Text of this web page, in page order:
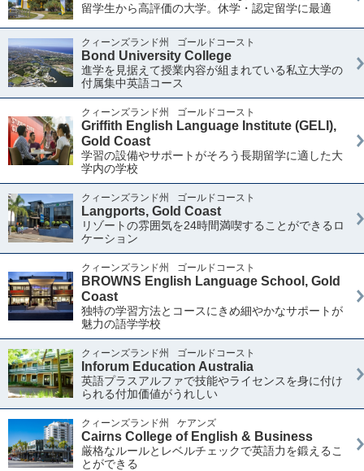
留学生から高評価の大学。休学・認定留学に最適
クィーンズランド州 ゴールドコースト
Bond University College
進学を見据えて授業内容が組まれている私立大学の
付属集中英語コース
クィーンズランド州 ゴールドコースト
Griffith English Language Institute (GELI),
Gold Coast
学習の設備やサポートがそろう長期留学に適した大
学内の学校
クィーンズランド州 ゴールドコースト
Langports, Gold Coast
リゾートの雰囲気を24時間満喫することができるロ
ケーション
クィーンズランド州 ゴールドコースト
BROWNS English Language School, Gold
Coast
独特の学習方法とコースにきめ細やかなサポートが
魅力の語学学校
クィーンズランド州 ゴールドコースト
Inforum Education Australia
英語プラスアルファで技能やライセンスを身に付け
られる付加価値がうれしい
クィーンズランド州 ケアンズ
Cairns College of English & Business
厳格なルールとレベルチェックで英語力を鍛えるこ
とができる